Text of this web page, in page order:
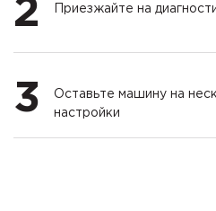
2 Приезжайте на
3
Оставьте машину на
настройки